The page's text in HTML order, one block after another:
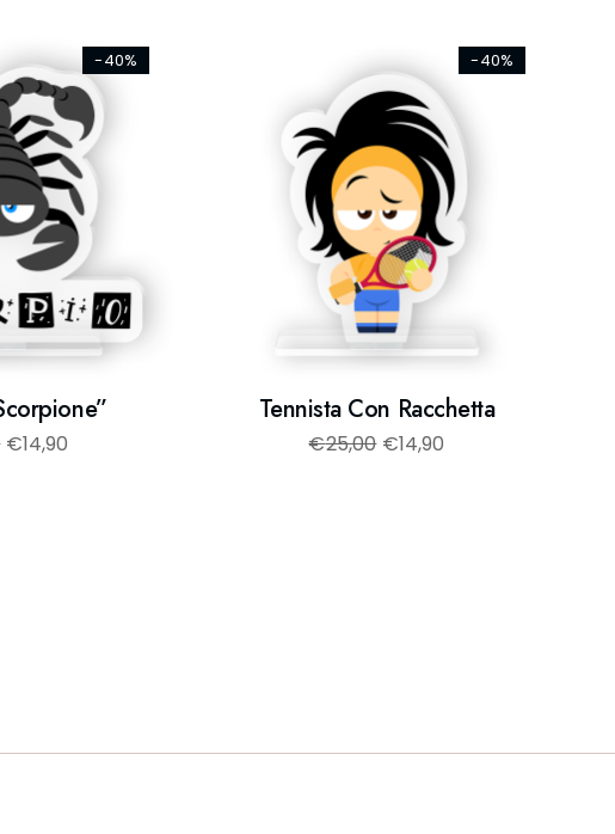
-40%
€14,90
-40%
Tennista Con Racchetta
€25,00 €14,90